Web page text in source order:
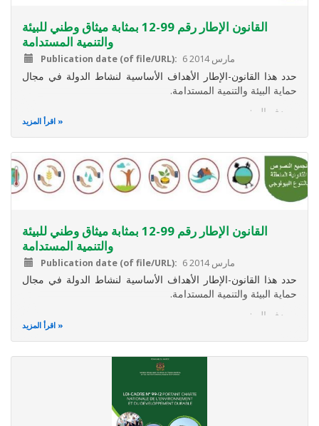
القانون الإطار رقم 99-12 بمثابة ميثاق وطني للبيئة
والتنمية المستدامة
Publication date (of file/URL) 6 مارس 2014
حدد هذا القانون-الإطار الأهداف الأساسية لنشاط الدولة في مجال
حماية البيئة والتنمية المستدامة.
ويهدف إلى:
والإيذايات ومكافحتها؛
إدراج التنمية المستدامة في السياسات العمومية
اقرأ المزيد
القانون الإطار رقم 99-12 بمثابة ميثاق وطني للبيئة
والتنمية المستدامة
Publication date (of file/URL) 6 مارس 2014
حدد هذا القانون-الإطار الأهداف الأساسية لنشاط الدولة في مجال
حماية البيئة والتنمية المستدامة.
ويهدف إلى:
إدراج التنمية المستدامة في السياسات العمومية
اقرأ المزيد